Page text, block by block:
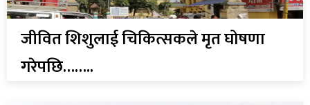
जीवित शिशुलाई चिकित्सकले मृत घोषणा
गरेपछि……..